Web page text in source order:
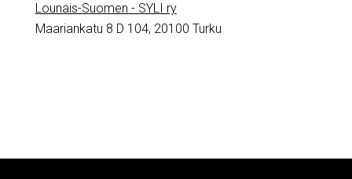
Lounais-Suomen - SYLI ry
Maariankatu 8 D 104, 20100 Turku